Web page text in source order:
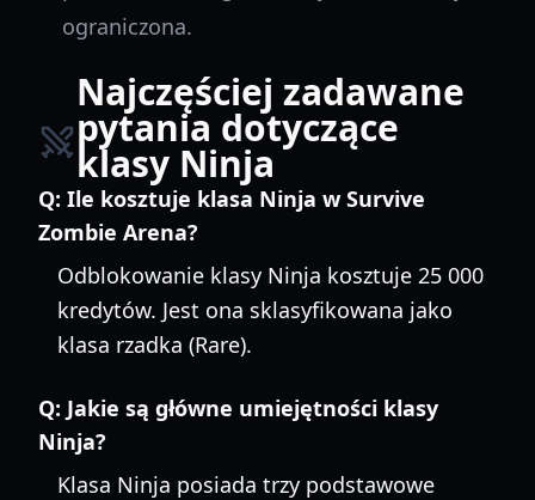
ograniczona.
Najczęściej zadawane
pytania dotyczące
klasy Ninja
Q: Ile kosztuje klasa Ninja w Survive
Zombie Arena?
Odblokowanie klasy Ninja kosztuje 25 000
kredytów. Jest ona sklasyfikowana jako
klasa rzadka (Rare).
Q: Jakie są główne umiejętności klasy
Ninja?
Klasa Ninja posiada trzy podstawowe